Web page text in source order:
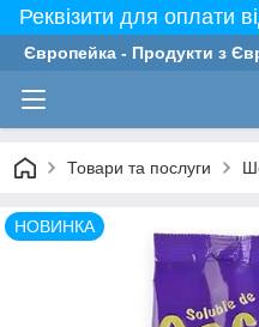
Реквізити для оплати
Європейка - Продукти з
Товари та послуги
НОВИНКА